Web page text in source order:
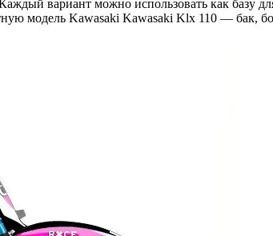
вариант можно использовать как базу
модель Kawasaki Kawasaki Klx 110 — бак,